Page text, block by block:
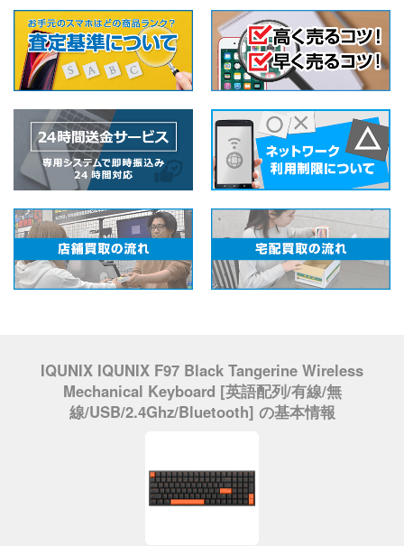
IQUNIX IQUNIX F97 Black Tangerine Wireless
Mechanical Keyboard [英語配列/有線/無
線/USB/2.4Ghz/Bluetooth] の基本情報